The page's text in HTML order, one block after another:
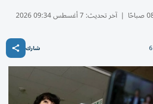
| آخر تحديث:7 أغسطس 09:34 2026
شارك